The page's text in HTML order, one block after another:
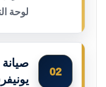
لوحة
02